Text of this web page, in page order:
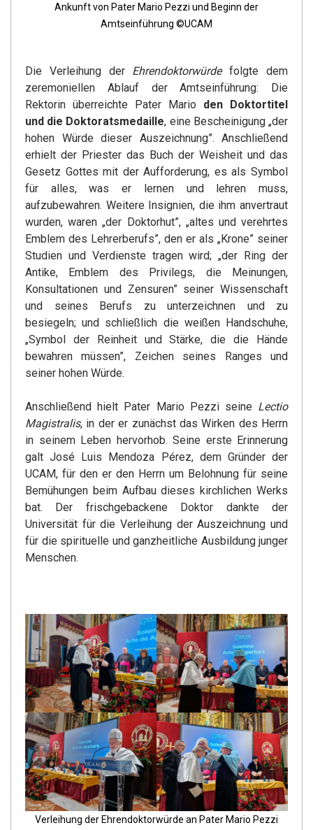
Ankunft von Pater Mario Pezzi und Beginn der
Amtseinführung ©UCAM
Die Verleihung der Ehrendoktorwürdefolgte dem
zeremoniellen Ablauf der Amtseinführung: Die
Rektorin überreichte Pater Mario den Doktortitel
und die Doktoratsmedaille, eine Bescheinigung „der
hohen Würde dieser Auszeichnung”. Anschließend
erhielt der Priester das Buch der Weisheit und das
Gesetz Gottes mit der Aufforderung, es als Symbol
für alles, was er lernen und lehren muss,
aufzubewahren. Weitere Insignien, die ihm anvertraut
wurden, waren „der Doktorhut”, „altes und verehrtes
Emblem des Lehrerberufs”, den er als „Krone” seiner
Studien und Verdienste tragen wird; „der Ring der
Antike, Emblem des Privilegs, die Meinungen,
Konsultationen und Zensuren” seiner Wissenschaft
und seines Berufs zu unterzeichnen und zu
besiegeln; und schließlich die weißen Handschuhe,
„Symbol der Reinheit und Stärke, die die Hände
bewahren müssen”, Zeichen seines Ranges und
seiner hohen Würde.
Anschließend hielt Pater Mario Pezzi seine Lectio
Magistralis, in der er zunächst das Wirken des Herrn
in seinem Leben hervorhob. Seine erste Erinnerung
galt José Luis Mendoza Pérez, dem Gründer der
UCAM, für den er den Herrn um Belohnung für seine
Bemühungen beim Aufbau dieses kirchlichen Werks
bat. Der frischgebackene Doktor dankte der
Universität für die Verleihung der Auszeichnung und
für die spirituelle und ganzheitliche Ausbildung junger
Menschen.
Verleihung der Ehrendoktorwürde an Pater Mario Pezzi